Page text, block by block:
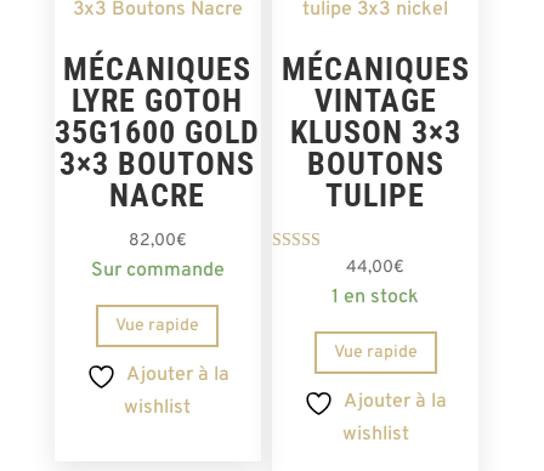
MÉCANIQUES
LYRE GOTOH
35G1600 GOLD
3×3 BOUTONS
NACRE
82,00€
Sur commande
Vue rapide
Ajouter à la
wishlist
MÉCANIQUES
VINTAGE
KLUSON 3×3
BOUTONS
TULIPE
sur 5
44,00€
1 en stock
Vue rapide
Ajouter à la
wishlist